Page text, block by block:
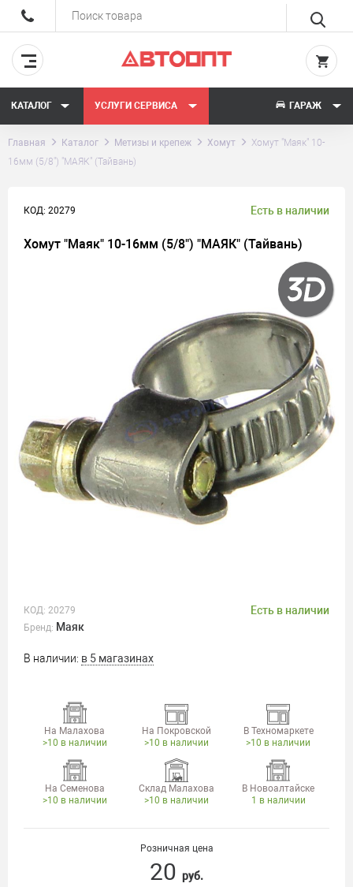
КАТАЛОГ УСЛУГИ СЕРВИСА ГАРАЖ
Главная Каталог Метизы и крепеж Хомут
Хомут "Маяк" 10-
16мм (5/8") "МАЯК" (Тайвань)
КОД: 20279 Есть в наличии
Хомут "Маяк" 10-16мм (5/8") "МАЯК" (Тайвань)
КОД: 20279 Есть в наличии
Бренд: Маяк
В наличии: в 5 магазинах
На Малахова
>10 в наличии
На Покровской
>10 в наличии
В Техномаркете
>10 в наличии
На Семенова
>10 в наличии
Склад Малахова
>10 в наличии
В Новоалтайске
1 в наличии
Розничная цена
20 руб.